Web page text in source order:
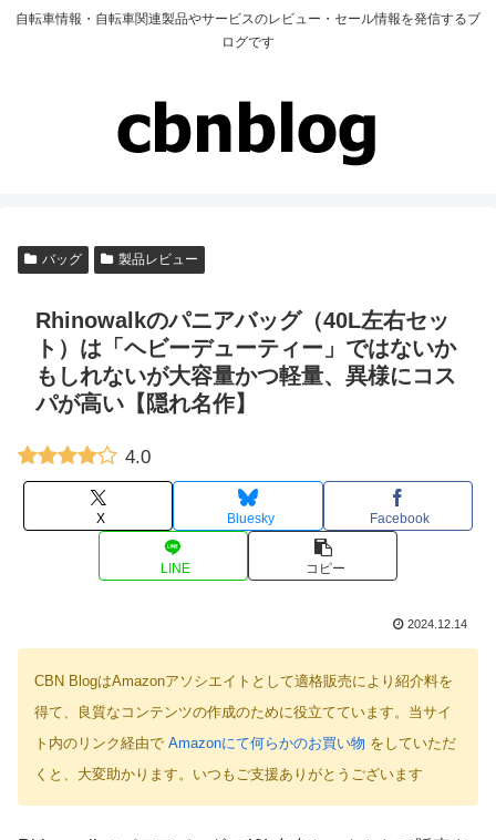
自転車情報・自転車関連製品やサービスのレビュー・セール情報を発信するブ
ログです
バッグ 製品レビュー
Rhinowalkのパニアバッグ（40L左右セッ
ト）は「ヘビーデューティー」ではないか
もしれないが大容量かつ軽量、異様にコス
パが高い【隠れ名作】
4.0
X Bluesky Facebook
LINE コピー
2024.12.14
CBN BlogはAmazonアソシエイトとして適格販売により紹介料を
得て、良質なコンテンツの作成のために役立てています。当サイ
ト内のリンク経由で Amazonにて何らかのお買い物 をしていただ
くと、大変助かります。いつもご支援ありがとうございます